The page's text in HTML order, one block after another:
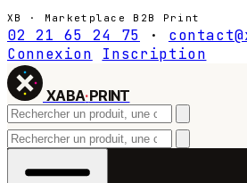
XB · Marketplace B2B Print
02 21 65 24 75 ·
Connexion
Inscription
XABA·PRINT